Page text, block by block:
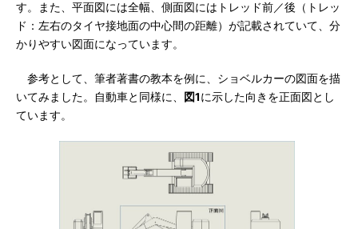
す。また、平面図には全幅、側面図にはトレッド前／後（トレッ
ド：左右のタイヤ接地面の中心間の距離）が記載されていて、分
かりやすい図面になっています。
参考として、筆者著書の教本を例に、ショベルカーの図面を描
いてみました。自動車と同様に、
図1に示した向きを正面図とし
ています。